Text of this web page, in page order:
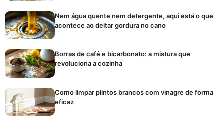
Nem água quente nem detergente, aqui está o que
acontece ao deitar gordura no cano
Borras de café e bicarbonato: a mistura que
revoluciona a cozinha
Como limpar plintos brancos com vinagre de forma
eficaz